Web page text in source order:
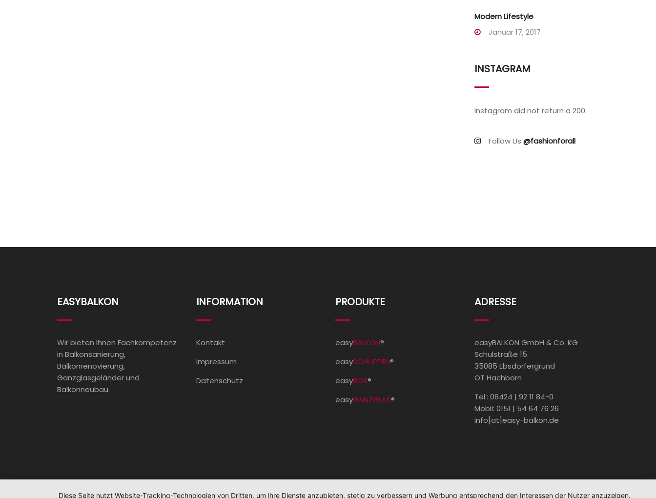
Modern Lifestyle
Januar 17, 2017
INSTAGRAM
Instagram did not return a 200.
Follow Us @fashionforall
EASYBALKON
Wir bieten Ihnen Fachkompetenz
in Balkonsanierung,
Balkonrenovierung,
Ganzglasgeländer und
Balkonneubau.
INFORMATION
Kontakt
Impressum
Datenschutz
PRODUKTE
easyBALKON®
easySCHUPPEN®
easyBOX®
easyGANZGLAS®
ADRESSE
easyBALKON GmbH & Co. KG
Schulstraße 15
35085 Ebsdorfergrund
OT Hachborn
Tel.: 06424 | 92 11 84-0
Mobil: 0151 | 54 64 76 26
info[at]easy-balkon.de
Diese Seite nutzt Website-Tracking-Technologien von Dritten, um ihre Dienste anzubieten, stetig zu verbessern und Werbung entsprechend den Interessen der Nutzer anzuzeigen.